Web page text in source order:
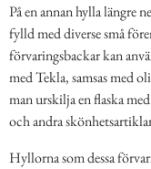
På en annan hylla längre
fylld med diverse små
förvaringsbackar kan
med Tekla, samsas med
man urskilja en flaska
och andra
Hyllorna som dessa